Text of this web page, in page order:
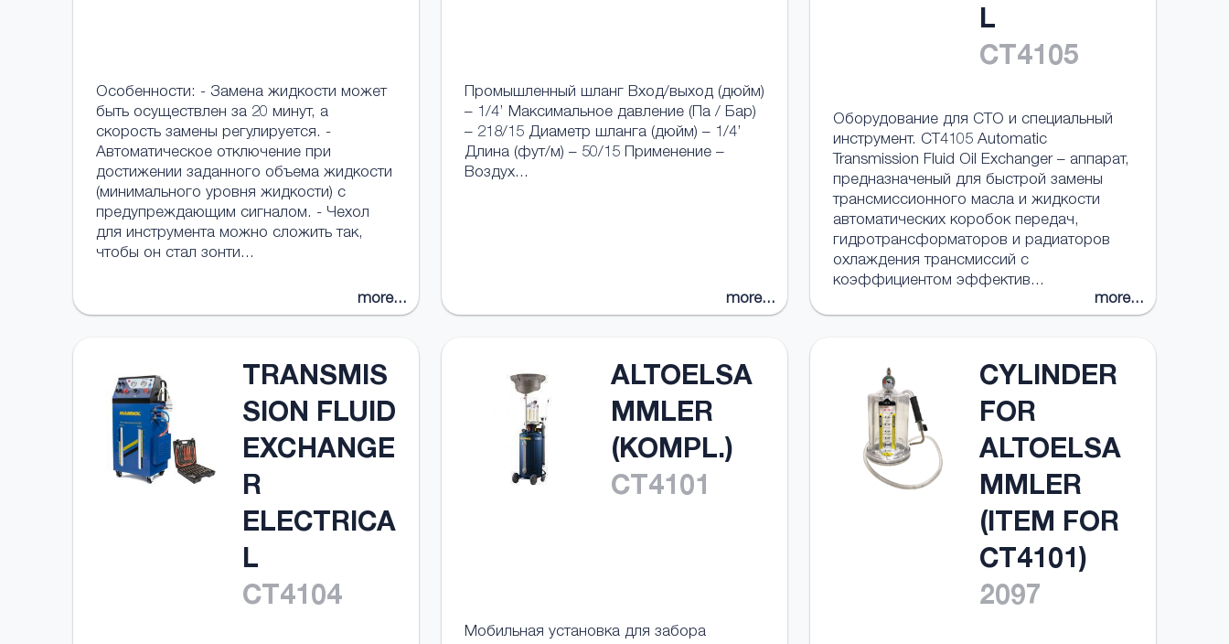
Особенности: - Замена жидкости может
быть осуществлен за 20 минут, а
скорость замены регулируется. -
Автоматическое отключение при
достижении заданного объема жидкости
(минимального уровня жидкости) с
предупреждающим сигналом. - Чехол
для инструмента можно сложить так,
чтобы он стал зонти...
more...
Промышленный шланг Вход/выход (дюйм)
– 1/4’ Максимальное давление (Па / Бар)
– 218/15 Диаметр шланга (дюйм) – 1/4’
Длина (фут/м) – 50/15 Применение –
Воздух...
more...
L
CT4105
Оборудование для СТО и специальный
инструмент. CT4105 Automatic
Transmission Fluid Oil Exchanger – аппарат,
предназначеный для быстрой замены
трансмиссионного масла и жидкости
автоматических коробок передач,
гидротрансформаторов и радиаторов
охлаждения трансмиссий с
коэффициентом эффектив...
more...
TRANSMIS
SION FLUID
EXCHANGE
R
ELECTRICA
L
CT4104
ALTOELSA
MMLER
(KOMPL.)
CT4101
Мобильная установка для забора
CYLINDER
FOR
ALTOELSA
MMLER
(ITEM FOR
CT4101)
2097